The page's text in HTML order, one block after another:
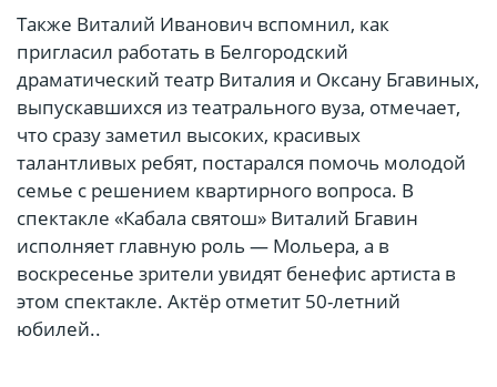
Также Виталий Иванович вспомнил, как
пригласил работать в Белгородский
драматический театр Виталия и Оксану Бгавиных,
выпускавшихся из театрального вуза, отмечает,
что сразу заметил высоких, красивых
талантливых ребят, постарался помочь молодой
семье с решением квартирного вопроса. В
спектакле «Кабала святош» Виталий Бгавин
исполняет главную роль — Мольера, а в
воскресенье зрители увидят бенефис артиста в
этом спектакле. Актёр отметит 50-летний
юбилей..